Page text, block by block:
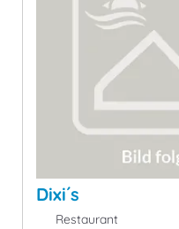
Dixi´s
Restaurant